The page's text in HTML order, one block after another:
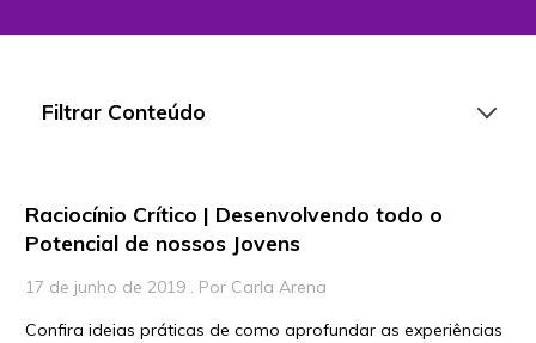
Filtrar Conteúdo
Artigos
Raciocínio Crítico | Desenvolvendo todo o
Potencial de nossos Jovens
17 de junho de 2019 . Por Carla Arena
Confira ideias práticas de como aprofundar as experiências